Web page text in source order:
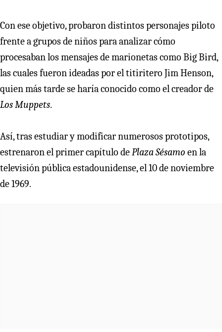
Con ese objetivo, probaron distintos personajes piloto
frente a grupos de niños para analizar cómo
procesaban los mensajes de marionetas como Big Bird,
las cuales fueron ideadas por el titiritero Jim Henson,
quien más tarde se haría conocido como el creador de
Los Muppets.
Así, tras estudiar y modificar numerosos prototipos,
estrenaron el primer capítulo dePlaza Sésamo en la
televisión pública estadounidense, el 10 de noviembre
de 1969.